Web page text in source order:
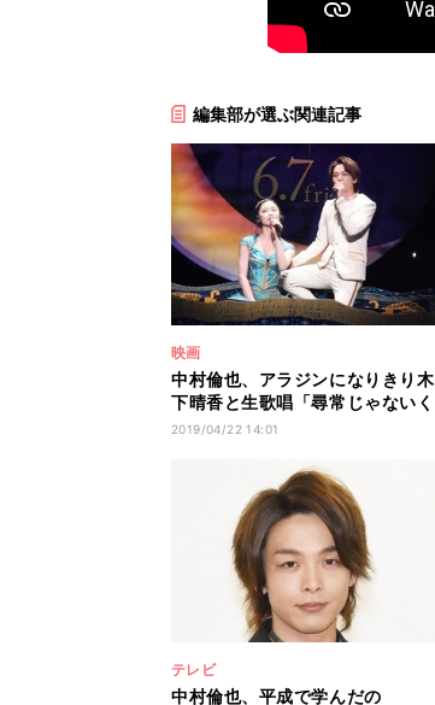
編集部が選ぶ関連記事
映画
中村倫也、アラジンになりきり木
下晴香と生歌唱「尋常じゃないく
らい汗を…」
2019/04/22 14:01
テレビ
中村倫也、平成で学んだの